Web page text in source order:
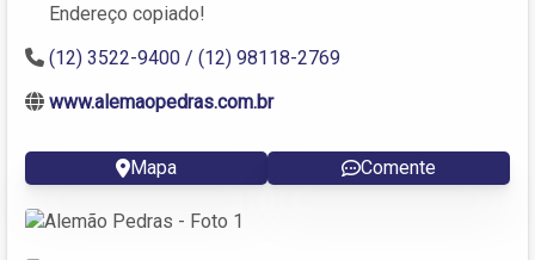
Endereço copiado!
(12) 3522-9400 / (12) 98118-2769
www.alemaopedras.com.br
Mapa Comente